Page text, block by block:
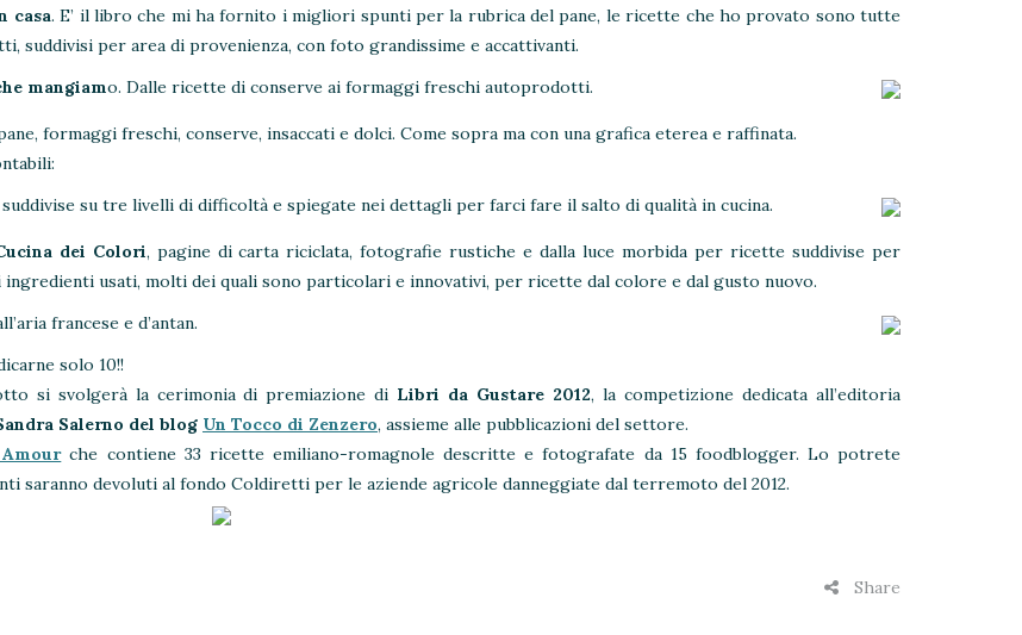
casa. E’ il libro che mi ha fornito i migliori spunti per la rubrica del pane, le ricette che ho provato sono tutte
suddivisi per area di provenienza, con foto grandissime e accattivanti.
mangiamo. Dalle ricette di conserve ai formaggi freschi autoprodotti.
formaggi freschi, conserve, insaccati e dolci. Come sopra ma con una grafica eterea e raffinata.
suddivise su tre livelli di difficoltà e spiegate nei dettagli per farci fare il salto di qualità in cucina.
dei Colori, pagine di carta riciclata, fotografie rustiche e dalla luce morbida per ricette suddivise per
usati, molti dei quali sono particolari e innovativi, per ricette dal colore e dal gusto nuovo.
francese e d’antan.
solo 10!!
si svolgerà la cerimonia di premiazione di Libri da Gustare 2012, la competizione dedicata all’editoria
Salerno del blog Un Tocco di Zenzero, assieme alle pubblicazioni del settore.
che contiene 33 ricette emiliano-romagnole descritte e fotografate da 15 foodblogger. Lo potrete
saranno devoluti al fondo Coldiretti per le aziende agricole danneggiate dal terremoto del 2012.
Share